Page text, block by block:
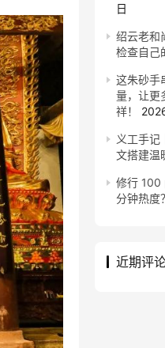
日
绍云老和
检查自己
这朱砂手
量，让更
祥！
义工手记
文搭建温
修行 100
分钟热度？
近期评